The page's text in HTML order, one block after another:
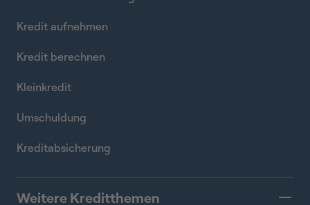
Kredit aufnehmen
Kredit berechnen
Kleinkredit
Umschuldung
Kreditabsicherung
Weitere Kreditthemen